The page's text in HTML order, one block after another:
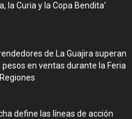
la Curia y la Copa Bendita'
de La Guajira superan
pesos en ventas durante la Feria
define las líneas de acción